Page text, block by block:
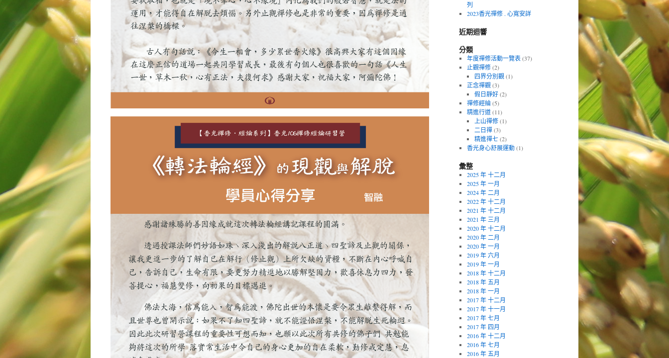
列
2023香光禪修 . 心寬安詳
近期迴響
分類
年度禪修活動一覽表(37)
止觀禪修(2)
四界分別觀(1)
正念禪觀(3)
假日靜好(2)
禪修經綸(5)
精進行道(11)
上山禪修(1)
二日禪(3)
精進禪七 (2)
香光身心舒展運動(1)
彙整
2025 年 十二月
2025 年 一月
2024 年 二月
2022 年 十二月
2021 年 十二月
2021 年 三月
2020 年 十二月
2020 年 二月
2020 年 一月
2019 年 六月
2019 年 一月
2018 年 十二月
2018 年 五月
2018 年 一月
2017 年 十二月
2017 年 十一月
2017 年 七月
2017 年 四月
2016 年 十二月
2016 年 七月
2016 年 五月